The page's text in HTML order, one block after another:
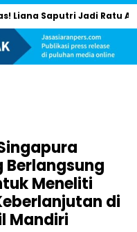
Saputri Jadi Ratu Ayam
Berlangsung
Meneliti
di
Mandiri